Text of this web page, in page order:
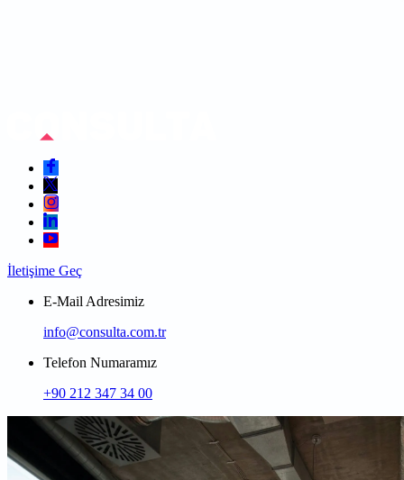
İletişime Geç
E-Mail Adresimiz
info@consulta.com.tr
Telefon Numaramız
+90 212 347 34 00